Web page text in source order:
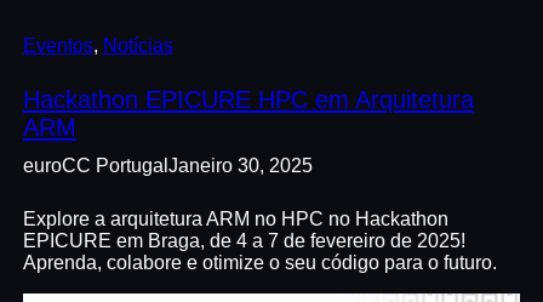
Eventos, Notícias
Hackathon EPICURE HPC em Arquitetura
ARM
euroCC Portugal Janeiro 30, 2025
Explore a arquitetura ARM no HPC no Hackathon
EPICURE em Braga, de 4 a 7 de fevereiro de 2025!
Aprenda, colabore e otimize o seu código para o futuro.